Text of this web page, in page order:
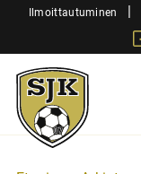
SiirryIlmoittautuminen |
Sjk-
Juniorit